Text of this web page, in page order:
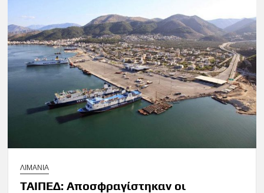
ΛΙΜΑΝΙΑ
ΤΑΙΠΕΔ: Αποσφραγίστηκαν οι